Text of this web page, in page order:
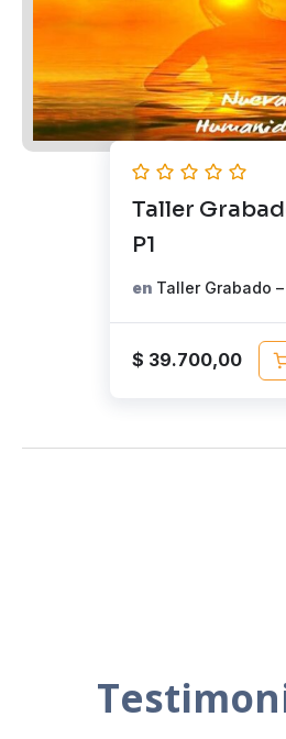
Taller
P1
en Taller Grabado
$ 39.700,00